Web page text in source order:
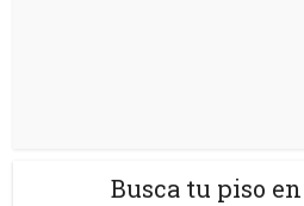
Busca tu piso